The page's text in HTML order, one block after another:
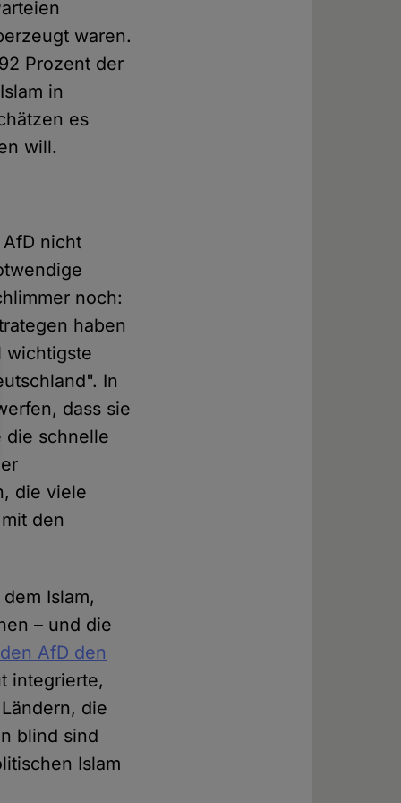
waren.
Prozent der
in
es
will.
nicht
noch:
haben
wichtigste
In
dass sie
die schnelle
die viele
den
Islam,
– und die
AfD den
integrierte,
die
blind sind
Islam